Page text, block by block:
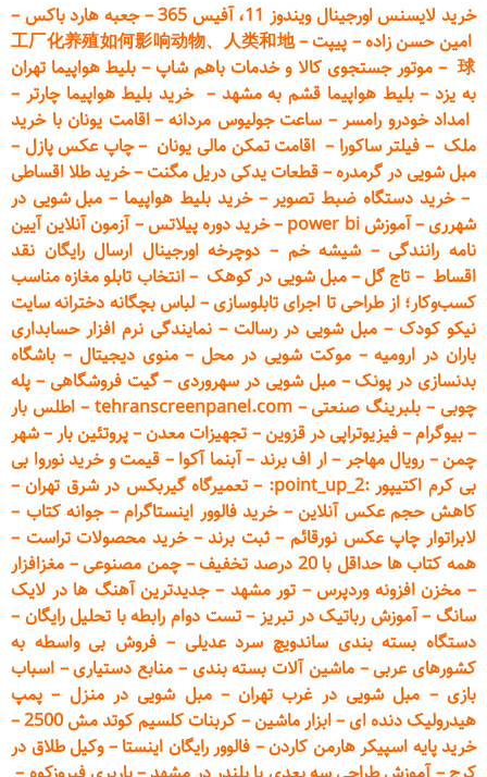
خرید لایسنس اورجینال ویندوز 11، آفیس 365
–جعبه هارد باکس –
امین حسن زاده– پیپت–
工厂化养殖如何影响动物、人类和地
球
– موتور جستجوی کالا و خدمات باهم شاپ– بلیط هواپیما تهران
به یزد–بلیط هواپیما قشم به مشهد –خرید بلیط هواپیما چارتر –
امداد خودرو رامسر – ساعت جولیوس مردانه–اقامت یونان با خرید
ملک – فیلتر ساکورا – اقامت تمکن مالی یونان –چاپ عکس پازل –
مبل شویی در گرمدره–قطعاتیدکی دریل مگنت–خرید طلا اقساطی
–خرید دستگاه ضبط تصویر –خرید بلیط هواپیما –مبل شویی در
شهرری–آموزش power bi –خرید دورهپیلاتس–آزمون آنلاین آیین
نامه رانندگی– شیشه خم – دوچرخه اورجینال ارسال رایگان نقد
اقساط – تاج گل–مبل شویی در کوهک–انتخاب تابلو مغازه مناسب
کسب‌وکار؛ از طراحی تا اجرای تابلوسازی– لباس بچگانه دخترانه سایت
نیکو کودک – مبل شویی در رسالت – نمایندگی نرم افزار حسابداری
باران در ارومیه–موکت شویی در محل–منوی دیجیتال – باشگاه
بدنسازی در پونک–مبل شویی در سهروردی–گیت فروشگاهی – پله
چوبی – بلبرینگ صنعتی–
tehranscreenpanel.com
–اطلس بار
–بیوگرام–فیزیوتراپی در قزوین– تجهیزات معدن–پروتئین بار –شهر
چمن– رویال مهاجر –ار اف برند –آبنما آکوا – قیمت و خرید نوروا بی
بی کرم اکتیپور :point_up_2:
– تعمیرگاه گیربکس در شرق تهران–
کاهش حجم عکس آنلاین–خرید فالوور اینستاگرام–جوانه کتاب –
لابراتوار چاپ عکس نورقائم–ثبت برند–خرید محصولات تراست –
همه کتاب ها حداقل با 20 درصد تخفیف
–چمن مصنوعی– مغزافزار
– مخزن افزونه وردپرس– تور مشهد –جدیدترین آهنگ ها در لایک
سانگ–آموزش رباتیک در تبریز –تست دوام رابطه با تحلیل رایگان –
دستگاه بسته‌ بندی ساندویچ سرد عدیلی – فروش بی واسطه به
کشورهای عربی–ماشین آلات بسته بندی – منابع دستیاری– اسباب
بازی– مبل شویی در غرب تهران–مبل شویی در منزل –پمپ
هیدرولیک دنده ای–ابزار ماشین– کربنات کلسیم کوتد مش 2500
–
خرید پایه اسپیکر هارمن کاردن– فالوور رایگان اینستا –وکیل طلاق در